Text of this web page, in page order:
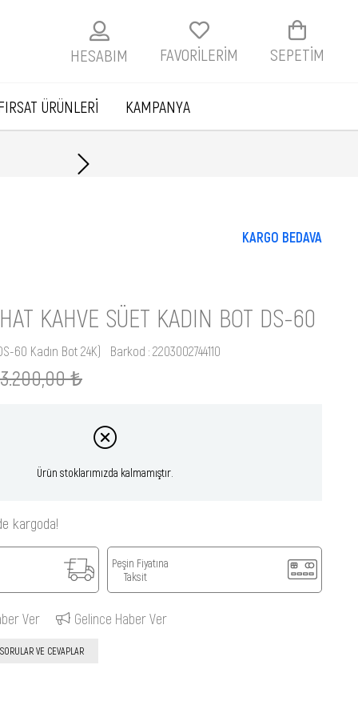
SEPETIM
FAVORİLERİM
HESABIM
ÜRÜNLERİ KAMPANYA
KARGO BEDAVA
KAHVE SÜET KADIN BOT DS-60
60 Kadın Bot 24K) Barkod : 2203002744110
3.200,00 ₺
Ürün stoklarımızda kalmamıştır.
kargoda!
Peşin Fiyatına
Taksit
Ver Gelince Haber Ver
SORULAR VE CEVAPLAR